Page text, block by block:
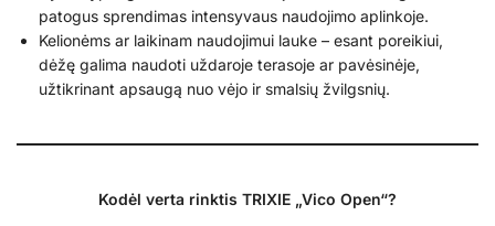
patogus sprendimas intensyvaus naudojimo aplinkoje.
Kelionėms ar laikinam naudojimui lauke – esant poreikiui,
dėžę galima naudoti uždaroje terasoje ar pavėsinėje,
užtikrinant apsaugą nuo vėjo ir smalsių žvilgsnių.
Kodėl verta rinktis TRIXIE „Vico Open“?